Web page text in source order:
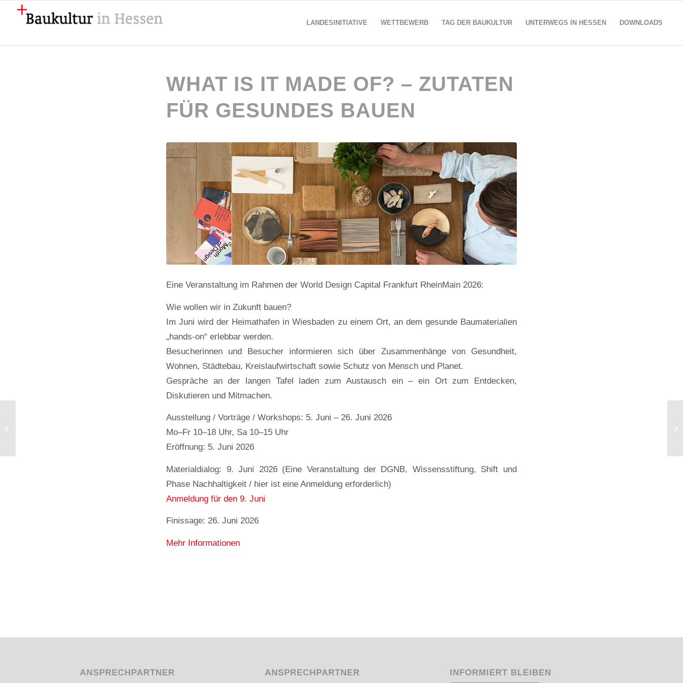
LANDESINITIATIVE WETTBEWERB TAG DER BAUKULTUR UNTERWEGS IN HESSEN DOWNLOADS
WHAT IS IT MADE OF? – ZUTATEN
FÜR GESUNDES BAUEN
Eine Veranstaltung im Rahmen der World Design Capital Frankfurt RheinMain 2026:
Wie wollen wir in Zukunft bauen?
Im Juni wird der Heimathafen in Wiesbaden zu einem Ort, an dem gesunde Baumaterialien
„hands-on“ erlebbar werden.
Besucherinnen und Besucher informieren sich über Zusammenhänge von Gesundheit,
Wohnen, Städtebau, Kreislaufwirtschaft sowie Schutz von Mensch und Planet.
Gespräche an der langen Tafel laden zum Austausch ein – ein Ort zum Entdecken,
Diskutieren und Mitmachen.
Ausstellung / Vorträge / Workshops: 5. Juni – 26. Juni 2026
Mo–Fr 10–18 Uhr, Sa 10–15 Uhr
Eröffnung: 5. Juni 2026
Materialdialog: 9. Juni 2026 (Eine Veranstaltung der DGNB, Wissensstiftung, Shift und
Phase Nachhaltigkeit / hier ist eine Anmeldung erforderlich)
Anmeldung für den 9. Juni
Finissage: 26. Juni 2026
Mehr Informationen
ANSPRECHPARTNER ANSPRECHPARTNER INFORMIERT BLEIBEN